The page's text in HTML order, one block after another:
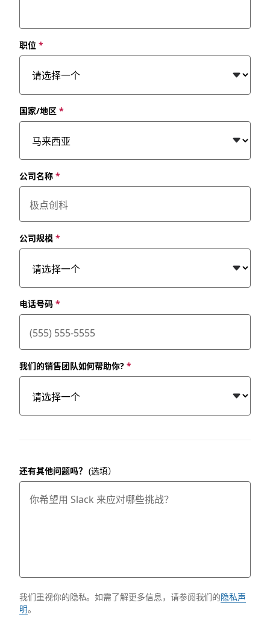
职位 *
国家/地区 *
公司名称*
公司规模*
电话号码*
我们的销售团队如何帮助你? *
还有其他问题吗？ (选填）
我们重视你的隐私。如需了解更多信息，请参阅我们的隐私声
明。